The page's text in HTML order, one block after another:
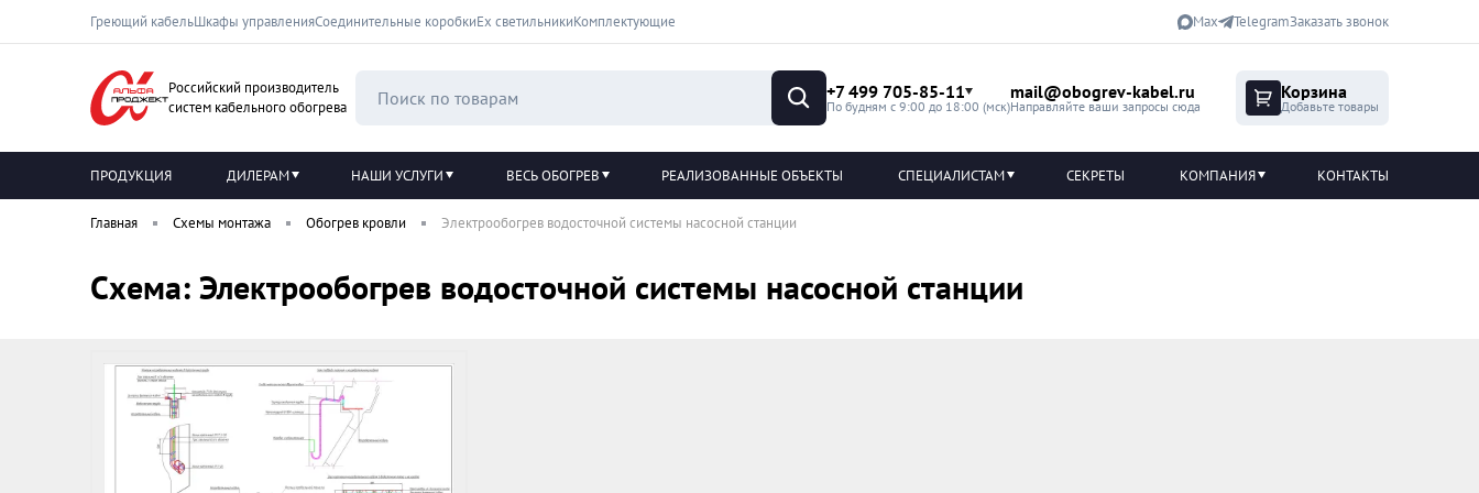
Греющий кабельШкафы управленияСоединительные коробкиЕх светильникиКомплектующие Max TelegramЗаказать звонок
Российский производитель
систем кабельного обогрева
+7 499 705-85-11
По будням с 9:00 до 18:00 (мск)
mail@obogrev-kabel.ru
Направляйте ваши запросы сюда
Корзина
Добавьте товары
ПРОДУКЦИЯ ДИЛЕРАМ НАШИ УСЛУГИ ВЕСЬ ОБОГРЕВ РЕАЛИЗОВАННЫЕ ОБЪЕКТЫ СПЕЦИАЛИСТАМ СЕКРЕТЫ КОМПАНИЯ КОНТАКТЫ
Главная Схемы монтажа Обогрев кровли Электрообогрев водосточной системы насосной станции
Схема: Электрообогрев водосточной системы насосной станции